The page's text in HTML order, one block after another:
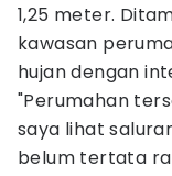
1,25 meter.
kawasan
hujan dengan
"Perumahan
saya lihat
belum tertata